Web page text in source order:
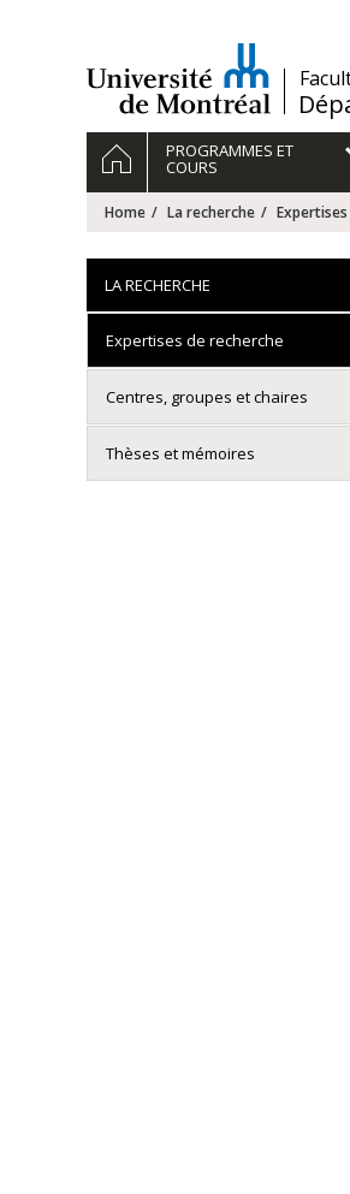
/
Navigation
principale
HOMEPROGRAMMES ET
COURS
Home La recherche
LA RECHERCHE
Expertises de recherche
Centres, groupes et chaires
Thèses et mémoires